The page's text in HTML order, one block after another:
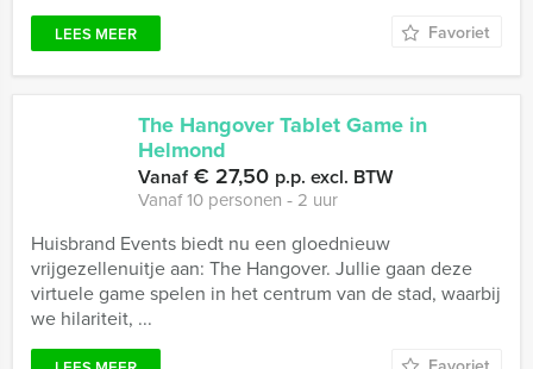
LEES MEER Favoriet
The Hangover Tablet Game in
Helmond
Vanaf€ 27,50 p.p. excl. BTW
Vanaf 10 personen ‐ 2 uur
Huisbrand Events biedt nu een gloednieuw
vrijgezellenuitje aan: The Hangover. Jullie gaan deze
virtuele game spelen in het centrum van de stad, waarbij
we hilariteit, ...